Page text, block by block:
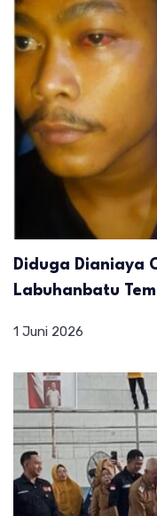
Diduga Dianiaya
Labuhanbatu
1 Juni 2026